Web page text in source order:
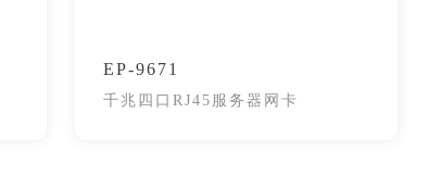
EP-9671
千兆四口RJ45服务器网卡